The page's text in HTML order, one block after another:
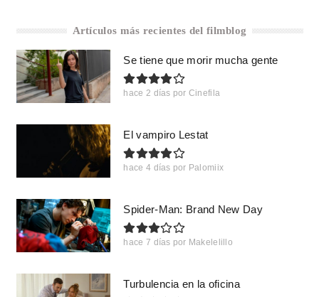
Artículos más recientes del filmblog
Se tiene que morir mucha gente
hace 2 días por Cinefila
El vampiro Lestat
hace 4 días por Palomiix
Spider-Man: Brand New Day
hace 7 días por Makelelillo
Turbulencia en la oficina